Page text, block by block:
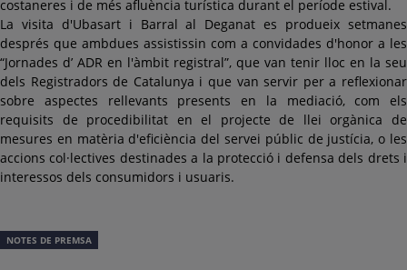
costaneres i de més afluència turística durant el període estival.
La visita d'Ubasart i Barral al Deganat es produeix setmanes
després que ambdues assistissin com a convidades d'honor a les
“Jornades d’ ADR en l'àmbit registral”, que van tenir lloc en la seu
dels Registradors de Catalunya i que van servir per a reflexionar
sobre aspectes rellevants presents en la mediació, com els
requisits de procedibilitat en el projecte de llei orgànica de
mesures en matèria d'eficiència del servei públic de justícia, o les
accions col·lectives destinades a la protecció i defensa dels drets i
interessos dels consumidors i usuaris.
NOTES DE PREMSA